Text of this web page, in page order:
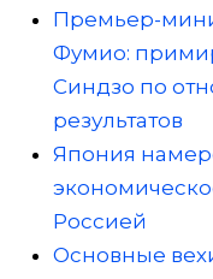
Премьер-
Фумио:
Синдзо по
результатов
Япония
Россией
Основные